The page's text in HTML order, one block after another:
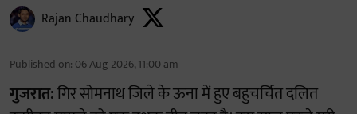
Rajan Chaudhary
Published on: 06 Aug 2026, 11:00 am
गुजरात:गिर सोमनाथ जिले के ऊना में हुए बहुचर्चित दलित